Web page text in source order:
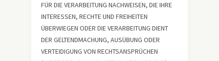
FÜR DIE VERARBEITUNG NACHWEISEN, DIE IHRE
INTERESSEN, RECHTE UND FREIHEITEN
ÜBERWIEGEN ODER DIE VERARBEITUNG DIENT
DER GELTENDMACHUNG, AUSÜBUNG ODER
VERTEIDIGUNG VON RECHTSANSPRÜCHEN